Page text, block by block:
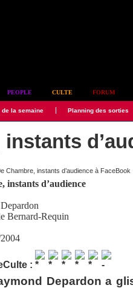
PEOPLE CULTE FORUM
de la semaine Planning des sorties
instants
instants d’audience
Bernard-Requin
:
Depardon a